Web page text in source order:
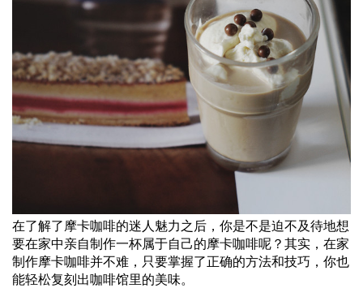
在了解了摩卡咖啡的迷人魅力之后，你是不是迫不及待地想
要在家中亲自制作一杯属于自己的摩卡咖啡呢？其实，在家
制作摩卡咖啡并不难，只要掌握了正确的方法和技巧，你也
能轻松复刻出咖啡馆里的美味。